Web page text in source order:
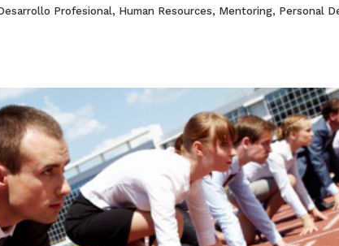
Profesional, Human Resources, Mentoring, Personal